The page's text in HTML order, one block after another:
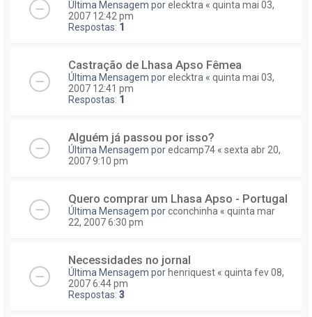
Última Mensagem porelecktra « quinta mai 03,
2007 12:42 pm
Respostas: 1
Castração de Lhasa Apso Fêmea
Última Mensagem porelecktra « quinta mai 03,
2007 12:41 pm
Respostas: 1
Alguém já passou por isso?
Última Mensagem poredcamp74 « sexta abr 20,
2007 9:10 pm
Quero comprar um Lhasa Apso - Portugal
Última Mensagem porcconchinha « quinta mar
22, 2007 6:30 pm
Necessidades no jornal
Última Mensagem por henriquest « quinta fev 08,
2007 6:44 pm
Respostas: 3